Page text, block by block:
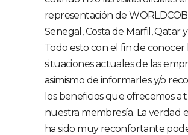
representación de
Senegal, Costa de Marfil, Qatar
Todo esto con el fin de conocer
situaciones actuales de las
asimismo de informarles y/o
los beneficios que ofrecemos a
nuestra membresía. La verdad
ha sido muy reconfortante